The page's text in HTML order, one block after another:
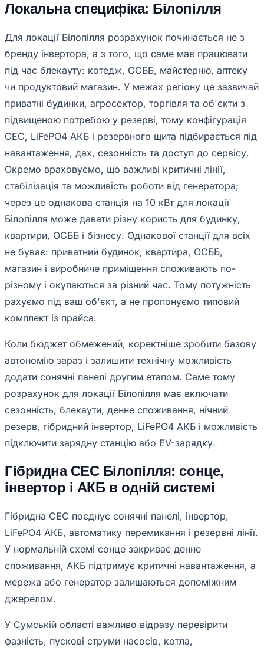
Локальна специфіка: Білопілля
Для локації Білопілля розрахунок починається не з
бренду інвертора, а з того, що саме має працювати
під час блекауту: котедж, ОСББ, майстерню, аптеку
чи продуктовий магазин. У межах регіону це зазвичай
приватні будинки, агросектор, торгівля та об'єкти з
підвищеною потребою у резерві, тому конфігурація
СЕС, LiFePO4 АКБ і резервного щита підбирається під
навантаження, дах, сезонність та доступ до сервісу.
Окремо враховуємо, що важливі критичні лінії,
стабілізація та можливість роботи від генератора;
через це однакова станція на 10 кВт для локації
Білопілля може давати різну користь для будинку,
квартири, ОСББ і бізнесу. Однакової станції для всіх
не буває: приватний будинок, квартира, ОСББ,
магазин і виробниче приміщення споживають по-
різному і окупаються за різний час. Тому потужність
рахуємо під ваш об'єкт, а не пропонуємо типовий
комплект із прайса.
Коли бюджет обмежений, коректніше зробити базову
автономію зараз і залишити технічну можливість
додати сонячні панелі другим етапом. Саме тому
розрахунок для локації Білопілля має включати
сезонність, блекаути, денне споживання, нічний
резерв, гібридний інвертор, LiFePO4 АКБ і можливість
підключити зарядну станцію або EV-зарядку.
Гібридна СЕС Білопілля: сонце,
інвертор і АКБ в одній системі
Гібридна СЕС поєднує сонячні панелі, інвертор,
LiFePO4 АКБ, автоматику перемикання і резервні лінії.
У нормальній схемі сонце закриває денне
споживання, АКБ підтримує критичні навантаження, а
мережа або генератор залишаються допоміжним
джерелом.
У Сумській області важливо відразу перевірити
фазність, пускові струми насосів, котла,